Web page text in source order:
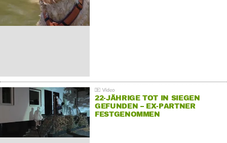
22-JÄHRIGE TOT IN SIEGEN
GEFUNDEN – EX-PARTNER
FESTGENOMMEN